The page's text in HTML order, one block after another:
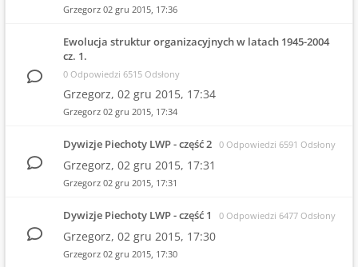
Grzegorz 02 gru 2015, 17:36
Ewolucja struktur organizacyjnych w latach 1945-2004
cz. 1.
0 Odpowiedzi 6515 Odsłony
Grzegorz, 02 gru 2015, 17:34
Grzegorz 02 gru 2015, 17:34
Dywizje Piechoty LWP - część 2 0 Odpowiedzi 6591 Odsłony
Grzegorz, 02 gru 2015, 17:31
Grzegorz 02 gru 2015, 17:31
Dywizje Piechoty LWP - część 1 0 Odpowiedzi 6477 Odsłony
Grzegorz, 02 gru 2015, 17:30
Grzegorz 02 gru 2015, 17:30